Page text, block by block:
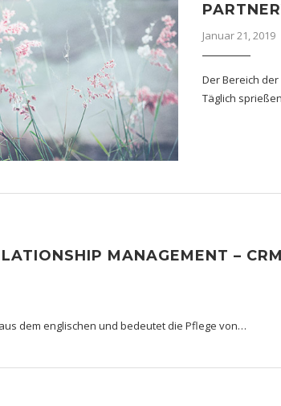
Januar 21, 2019
Der Bereich
Täglich
MANAGEMENT – CRM
dem englischen und bedeutet die Pflege von…